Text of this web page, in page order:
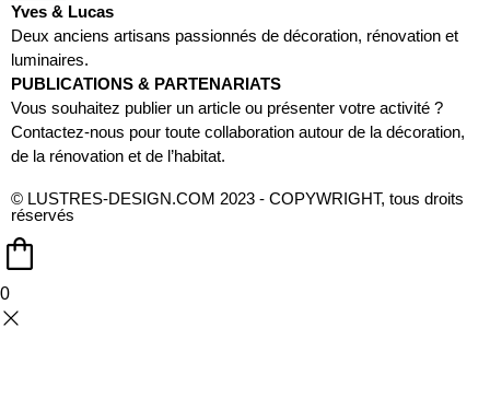
Yves & Lucas
Deux anciens artisans passionnés de décoration, rénovation et
luminaires.
PUBLICATIONS & PARTENARIATS
Vous souhaitez publier un article ou présenter votre activité ?
Contactez-nous pour toute collaboration autour de la décoration,
de la rénovation et de l’habitat.
© LUSTRES-DESIGN.COM 2023 - COPYWRIGHT, tous droits
réservés
0